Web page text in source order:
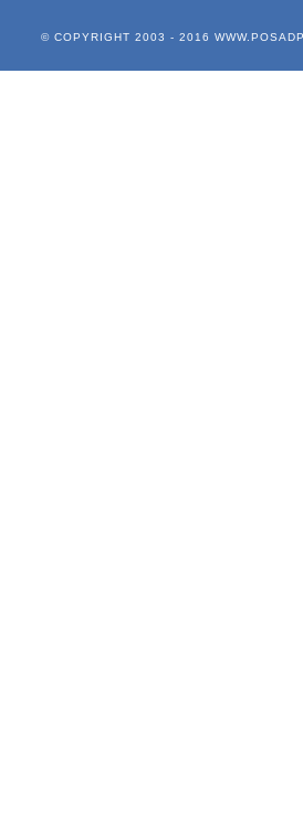
© COPYRIGHT 2003 - 2016